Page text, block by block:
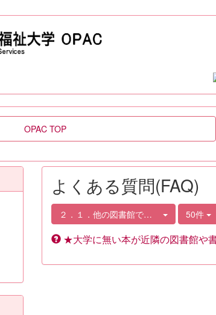
OPAC TOP
よくある質問(FAQ)
２．１．他の図書館での探し方 50件
★大学に無い本が近隣の図書館や